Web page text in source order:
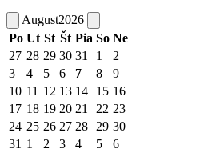
August2026
Po Ut St Št Pia So Ne
27 28 29 30 31 1
2
3
4 5 6 7 8
9
10 11 12 13 14 15 16
17 18 19 20 21 22 23
24 25 26 27 28 29 30
31 1 2 3 4 5 6